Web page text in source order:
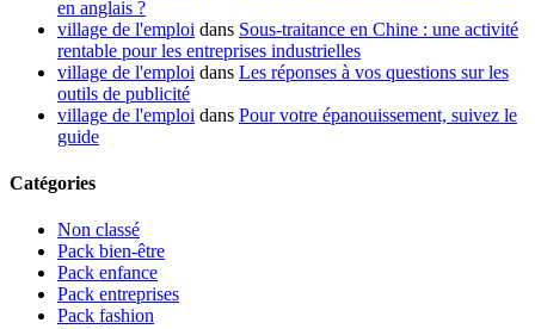
en anglais ?
village de l'emploi dans Sous-traitance en Chine : une activité
rentable pour les entreprises industrielles
village de l'emploi dans Les réponses à vos questions sur les
outils de publicité
village de l'emploi dans Pour votre épanouissement, suivez le
guide
Catégories
Non classé
Pack bien-être
Pack enfance
Pack entreprises
Pack fashion